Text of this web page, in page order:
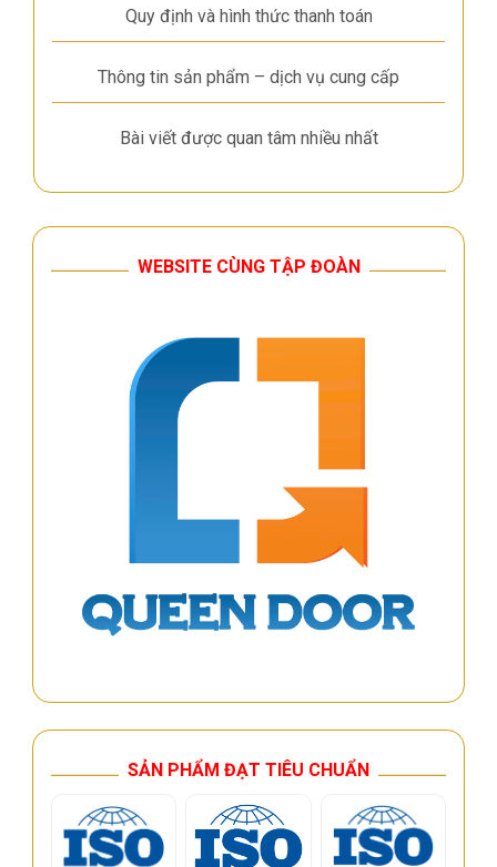
Quy định và hình thức thanh toán
Thông tin sản phẩm – dịch vụ cung cấp
Bài viết được quan tâm nhiều nhất
WEBSITE CÙNG TẬP ĐOÀN
SẢN PHẨM ĐẠT TIÊU CHUẨN